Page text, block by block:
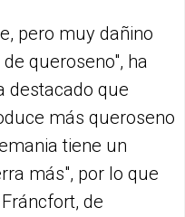
pero muy dañino
queroseno", ha
destacado que
más queroseno
tiene un
más", por lo que
de